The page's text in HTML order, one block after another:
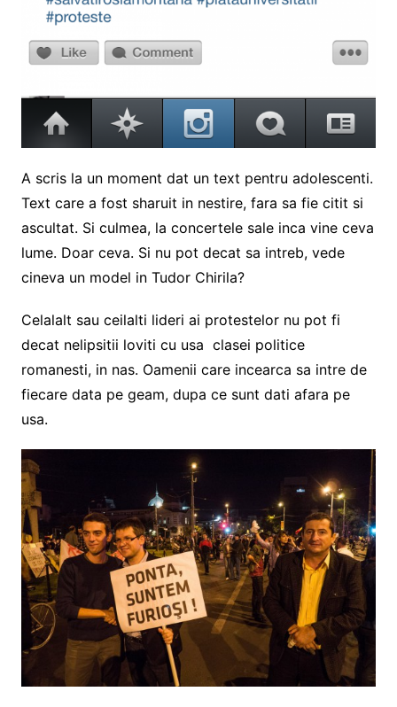
A scris la un moment dat un text pentru adolescenti.
Text care a fost sharuit in nestire, fara sa fie citit si
ascultat. Si culmea, la concertele sale inca vine ceva
lume. Doar ceva. Si nu pot decat sa intreb, vede
cineva un model in Tudor Chirila?
Celalalt sau ceilalti lideri ai protestelor nu pot fi
decat nelipsitii loviti cu usa clasei politice
romanesti, in nas. Oamenii care incearca sa intre de
fiecare data pe geam, dupa ce sunt dati afara pe
usa.